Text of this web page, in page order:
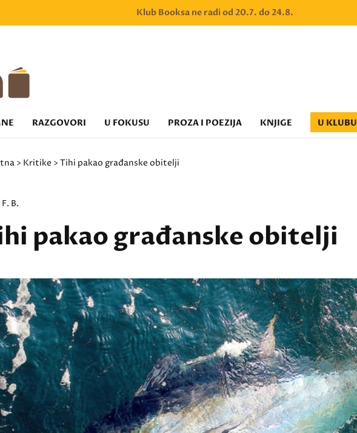
Klub Booksa ne radi od 20.7. do 24.8.
RAZGOVORI U FOKUSU PROZA I POEZIJA KNJIGE U KLUBU
> Kritike > Tihi pakao građanske obitelji
F. B.
pakao građanske obitelji